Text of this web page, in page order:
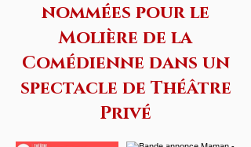
nommées pour le
Molière de la
Comédienne dans un
spectacle de Théâtre
Privé